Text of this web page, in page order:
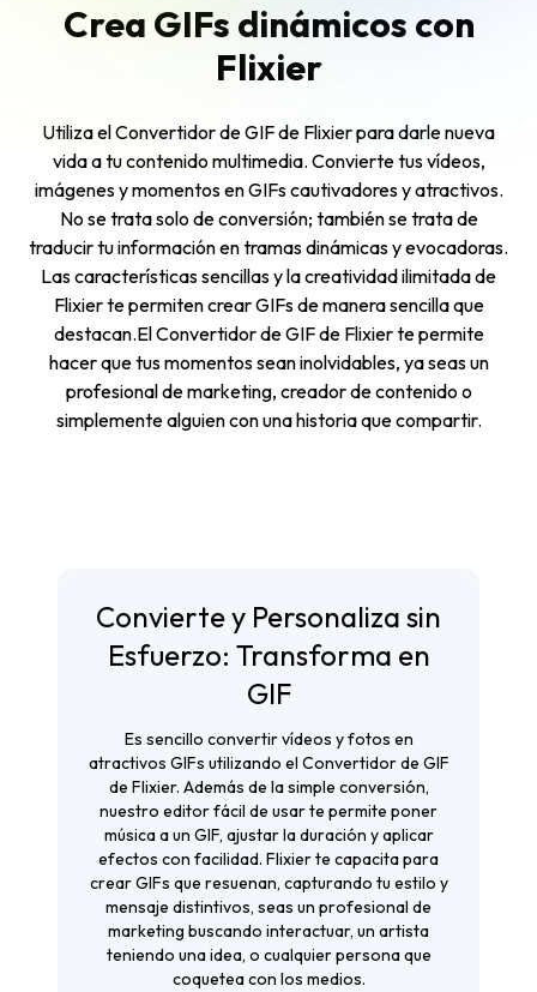
Crea GIFs dinámicos con
Flixier
Utiliza el Convertidor de GIF de Flixier para darle nueva
vida a tu contenido multimedia. Convierte tus vídeos,
imágenes y momentos en GIFs cautivadores y atractivos.
No se trata solo de conversión; también se trata de
traducir tu información en tramas dinámicas y evocadoras.
Las características sencillas y la creatividad ilimitada de
Flixier te permiten crear GIFs de manera sencilla que
destacan.El Convertidor de GIF de Flixier te permite
hacer que tus momentos sean inolvidables, ya seas un
profesional de marketing, creador de contenido o
simplemente alguien con una historia que compartir.
Convierte y Personaliza sin
Esfuerzo: Transforma en
GIF
Es sencillo convertir vídeos y fotos en
atractivos GIFs utilizando el Convertidor de GIF
de Flixier. Además de la simple conversión,
nuestro editor fácil de usar te permite poner
música a un GIF, ajustar la duración y aplicar
efectos con facilidad. Flixier te capacita para
crear GIFs que resuenan, capturando tu estilo y
mensaje distintivos, seas un profesional de
marketing buscando interactuar, un artista
teniendo una idea, o cualquier persona que
coquetea con los medios.